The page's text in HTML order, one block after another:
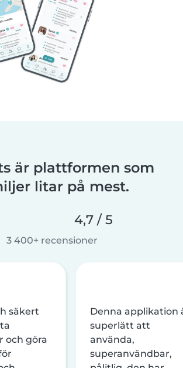
är plattformen som
litar på mest.
4,7 / 5
3 400+ recensioner
säkert
och göra
Denna applikation
superlätt att
använda,
superanvändbar,